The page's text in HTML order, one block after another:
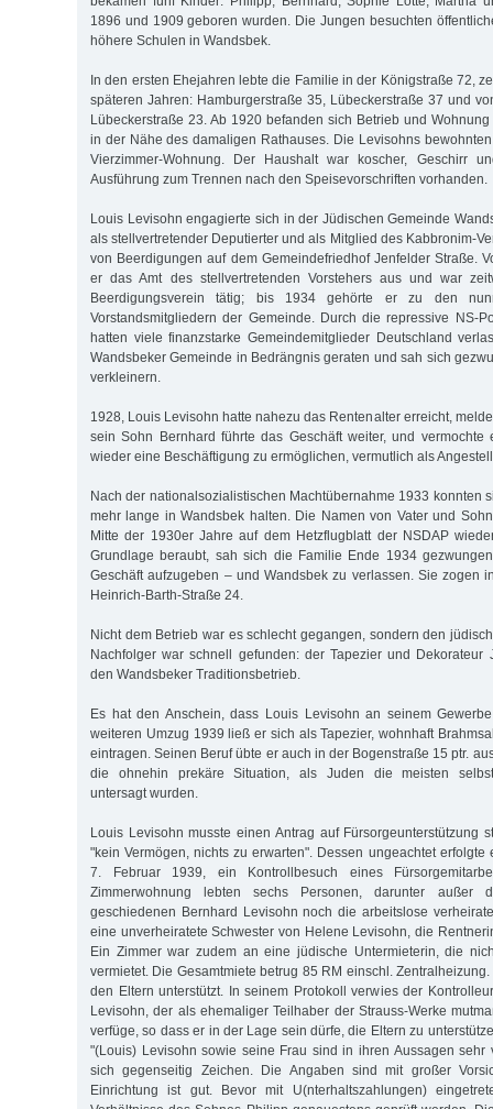
1896 und 1909 geboren wurden. Die Jungen besuchten
höhere Schulen in Wandsbek.
In den ersten Ehejahren lebte die Familie in der Königstraße 72,
späteren Jahren: Hamburgerstraße 35, Lübeckerstraße 37 und
Lübeckerstraße 23. Ab 1920 befanden sich Betrieb und
in der Nähe des damaligen Rathauses. Die Levisohns
Vierzimmer-Wohnung. Der Haushalt war koscher, Geschirr
Ausführung zum Trennen nach den Speisevorschriften vorhanden.
Louis Levisohn engagierte sich in der Jüdischen Gemeinde
als stellvertretender Deputierter und als Mitglied des Kabbronim-
von Beerdigungen auf dem Gemeindefriedhof Jenfelder Straße.
er das Amt des stellvertretenden Vorstehers aus und war
Beerdigungsverein tätig; bis 1934 gehörte er zu den
Vorstandsmitgliedern der Gemeinde. Durch die repressive NS-
hatten viele finanzstarke Gemeindemitglieder Deutschland
Wandsbeker Gemeinde in Bedrängnis geraten und sah sich
verkleinern.
1928, Louis Levisohn hatte nahezu das Rentenalter erreicht,
sein Sohn Bernhard führte das Geschäft weiter, und vermochte
wieder eine Beschäftigung zu ermöglichen, vermutlich als
Nach der nationalsozialistischen Machtübernahme 1933 konnten
mehr lange in Wandsbek halten. Die Namen von Vater und
Mitte der 1930er Jahre auf dem Hetzflugblatt der NSDAP
Grundlage beraubt, sah sich die Familie Ende 1934
Geschäft aufzugeben – und Wandsbek zu verlassen. Sie zogen
Heinrich-Barth-Straße 24.
Nicht dem Betrieb war es schlecht gegangen, sondern den
Nachfolger war schnell gefunden: der Tapezier und Dekorateur
den Wandsbeker Traditionsbetrieb.
Es hat den Anschein, dass Louis Levisohn an seinem
weiteren Umzug 1939 ließ er sich als Tapezier, wohnhaft
eintragen. Seinen Beruf übte er auch in der Bogenstraße 15 ptr.
die ohnehin prekäre Situation, als Juden die meisten
untersagt wurden.
Louis Levisohn musste einen Antrag auf Fürsorgeunterstützung
"kein Vermögen, nichts zu erwarten". Dessen ungeachtet erfolgte
7. Februar 1939, ein Kontrollbesuch eines
Zimmerwohnung lebten sechs Personen, darunter außer
geschiedenen Bernhard Levisohn noch die arbeitslose
eine unverheiratete Schwester von Helene Levisohn, die
Ein Zimmer war zudem an eine jüdische Untermieterin, die
vermietet. Die Gesamtmiete betrug 85 RM einschl.
den Eltern unterstützt. In seinem Protokoll verwies der
Levisohn, der als ehemaliger Teilhaber der Strauss-Werke
verfüge, so dass er in der Lage sein dürfe, die Eltern zu
"(Louis) Levisohn sowie seine Frau sind in ihren Aussagen sehr
sich gegenseitig Zeichen. Die Angaben sind mit großer
Einrichtung ist gut. Bevor mit U(nterhaltszahlungen)